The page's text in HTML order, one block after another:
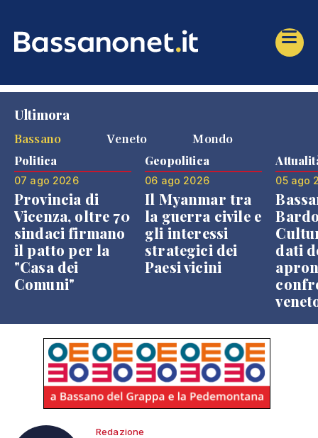
Ultimora
Bassano
Veneto Mondo
Politica
07 ago 2026
Provincia di
Vicenza, oltre 70
sindaci firmano
il patto per la
"Casa dei
Comuni"
Geopolitica
06 ago 2026
Il Myanmar tra
la guerra civile e
gli interessi
strategici dei
Paesi vicini
05 ago
dati
Redazione